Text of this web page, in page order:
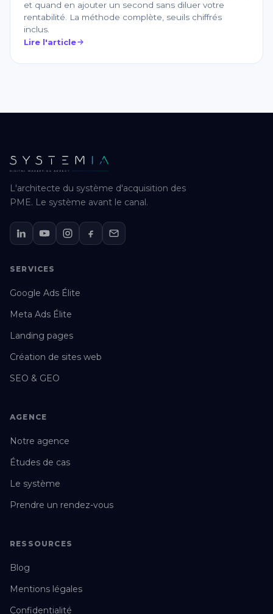
et quand en ajouter un second sans diluer votre
rentabilité. La méthode complète, seuils chiffrés
inclus.
Lire l'article
L'architecte du système d'acquisition des
PME. Le système avant le canal.
SERVICES
Google Ads Élite
Meta Ads Élite
Landing pages
Création de sites web
SEO & GEO
AGENCE
Notre agence
Études de cas
Le système
Prendre un rendez-vous
RESSOURCES
Blog
Mentions légales
Confidentialité